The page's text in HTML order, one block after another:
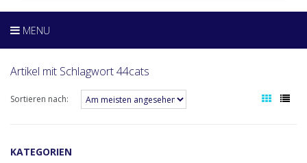
MENU
Artikel mit Schlagwort 44cats
Sortieren nach:
KATEGORIEN